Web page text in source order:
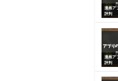
漫画ア
評判
漫画ア
評判